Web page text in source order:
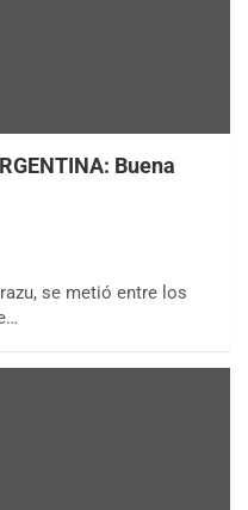
Buena
se metió entre los